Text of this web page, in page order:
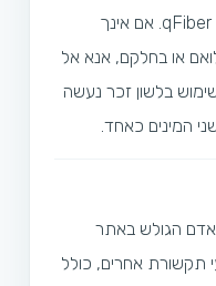
אישור בכתב מפורש מ-qFiber Ltd. אם אינך
או בחלקם, אנא אל
בלשון זכר נעשה
המינים כאחד.
הגולש באתר
תקשורת אחרים, כולל